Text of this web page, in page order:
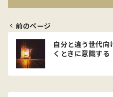
投
稿
ナ
ビ
前のページ
自分と違う世代
くときに意識する